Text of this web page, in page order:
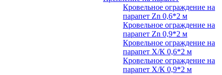
Кровельное ограждение на
парапет Zn 0,6*2 м
Кровельное ограждение на
парапет Zn 0,9*2 м
Кровельное ограждение на
парапет Х/К 0,6*2 м
Кровельное ограждение на
парапет Х/К 0,9*2 м